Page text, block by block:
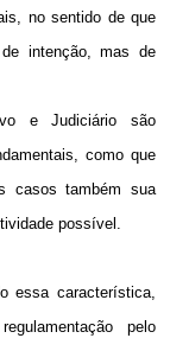
no sentido de que
intenção, mas de
e Judiciário são
como que
casos também sua
possível.
essa característica,
pelo